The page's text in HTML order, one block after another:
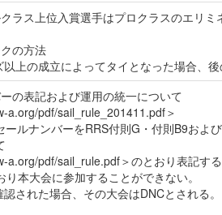
ラス上位入賞選手はプロクラスのエリミ
の方法
の成立によってタイとなった場合、後
の表記および運用の統一について
a.org/pdf/sail_rule_201411.pdf＞
ルナンバーをRRS付則G・付則B9およ
a.org/pdf/sail_rule.pdf＞のとおり表記す
本大会に参加することができない。
された場合、その大会はDNCとされる。